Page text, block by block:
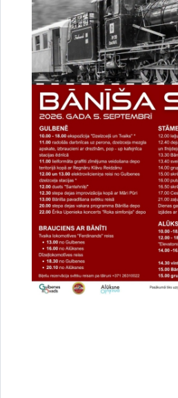
Centra darba organizāciju un
3.1.4. saņemt no Pašvaldības
informatīvos, tehniskos un citus
nodrošināšanai un darbinieku
celšanai;
3.1.5. piedalīties Pašvaldības
arī Domes sēdēs;
3.1.6. piedalīties semināros,
Centra kompetencē ietilpstošiem
3.1.7. nepieņemt darbam un
izstrādāti vai noformēti neievērojot
4. Centra darba organizācija un
4.1. Centra darbu vada Centra
pakļauts Pašvaldības
strukturāli - Nodaļas vadītājam.
un atbrīvo no darba Pašvaldības